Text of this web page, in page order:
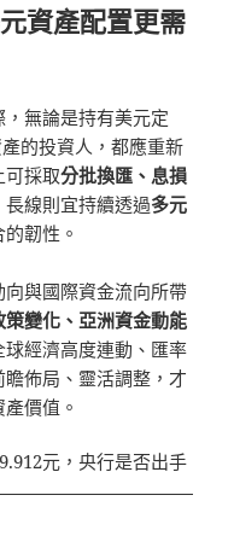
資產配置更需
無論是持有美元定
的投資人，都應重新
可採取分批換匯、息損
長線則宜持續透過多元
韌性。
與國際資金流向所帶
策變化、亞洲資金動能
經濟高度連動、匯率
佈局、靈活調整，才
價值。
元，央行是否出手